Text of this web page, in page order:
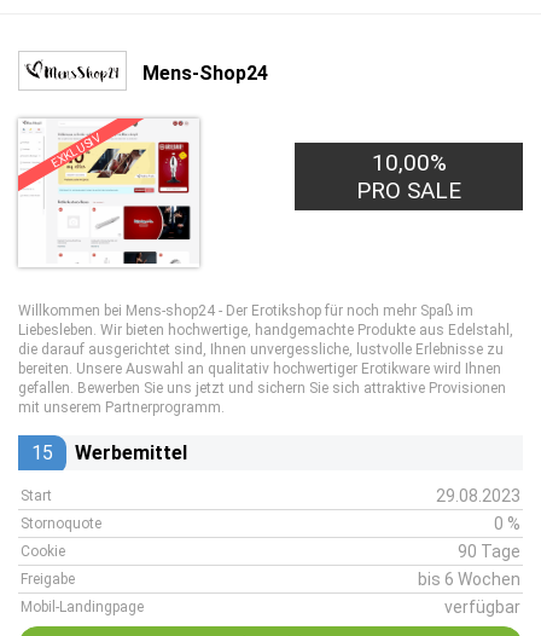
Mens-Shop24
EXKLUSIV
10,00%
PRO SALE
Willkommen bei Mens-shop24 - Der Erotikshop für noch mehr Spaß im
Liebesleben. Wir bieten hochwertige, handgemachte Produkte aus Edelstahl,
die darauf ausgerichtet sind, Ihnen unvergessliche, lustvolle Erlebnisse zu
bereiten. Unsere Auswahl an qualitativ hochwertiger Erotikware wird Ihnen
gefallen. Bewerben Sie uns jetzt und sichern Sie sich attraktive Provisionen
mit unserem Partnerprogramm.
15 Werbemittel
Start 29.08.2023
Stornoquote 0 %
Cookie 90 Tage
Freigabe bis 6 Wochen
Mobil-Landingpage verfügbar